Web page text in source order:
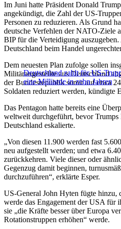
Im Juni hatte Präsident Donald
angekündigt, die Zahl der US-
Personen zu reduzieren. Als Grund
deutsche Verfehlen der NATO-Ziele
BIP für die Verteidigung
Deutschland beim Handel
Deutschland zahlt für US-
eine Milliarde in zehn Jahren
Dem neuesten Plan zufolge sollen
Militärangestellte aus Deutschland
der Bundesrepublik somit auf etwa
Soldaten reduziert werden, kündigte
Das Pentagon hatte bereits eine
weltweit durchgeführt, bevor
Deutschland eskalierte.
„Von diesen 11.900 werden fast
neu aufgestellt werden; und etwa
zurückkehren. Viele dieser oder
Gegenzug damit beginnen,
durchzuführen“, erklärte Esper.
US-General John Hyten fügte hinzu,
werde das Engagement der USA für
sie „die Kräfte besser über Europa
Rotationstruppen erhöhen“ werde.